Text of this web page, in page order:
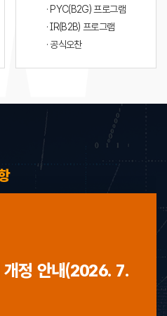
· PYC(B2G) 프로그램
· IR(B2B) 프로그램
· 공식오찬
개정 안내(2026. 7.